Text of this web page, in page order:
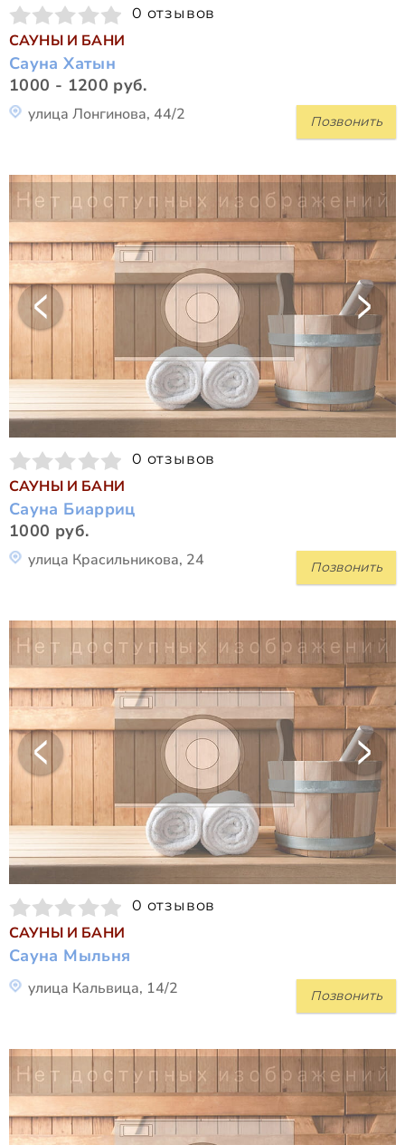
0 отзывов
САУНЫ И БАНИ
Сауна Хатын
1000 - 1200 руб.
Позвонить
улица Лонгинова, 44/2
0 отзывов
САУНЫ И БАНИ
Сауна Би­арриц
1000 руб.
Позвонить
улица Красильникова, 24
0 отзывов
САУНЫ И БАНИ
Сауна Мыльня
Позвонить
улица Кальвица, 14/2